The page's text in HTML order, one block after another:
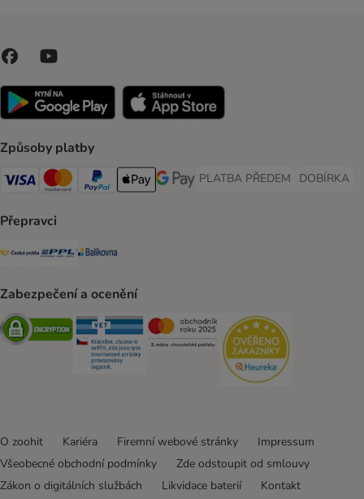
Způsoby platby
Visa Payment Method
Mastercard Payment Method
PayPal Payment Method
Apple pay Payment Method
GooglePay Payment Method
PLATBA PŘEDEM
PLATBA PŘEDEM Payment
DOBÍRKA
DOBÍRKA
Přepravci
Česká pošta Shipping Method
PPL Shipping Method
Balíkovna Shipping Method
Zabezpečení a ocenění
Security Security Security
O zoohit Kariéra Firemní webové stránky
Impressum
Všeobecné obchodní podmínky
Zde odstoupit od smlouvy
Zákon o digitálních službách
Likvidace baterií
Kontakt